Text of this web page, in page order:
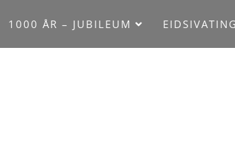
1000 ÅR – JUBILEUM